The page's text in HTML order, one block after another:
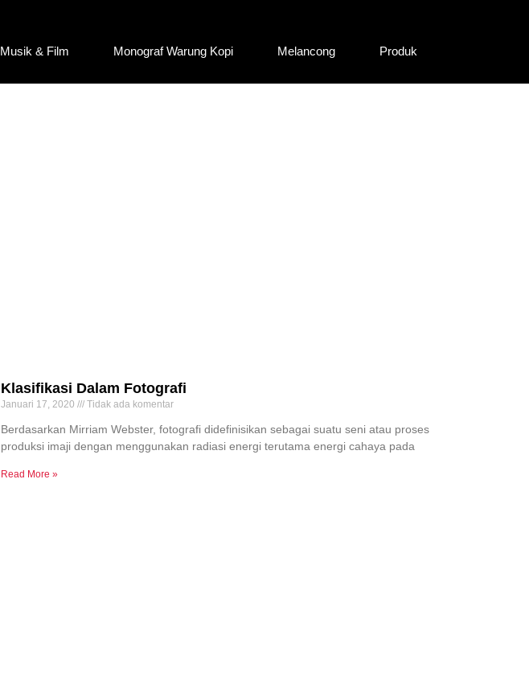
Musik & Film Monograf Warung Kopi Melancong Produk
Klasifikasi Dalam Fotografi
Januari 17, 2020 Tidak ada komentar
Berdasarkan Mirriam Webster, fotografi didefinisikan sebagai suatu seni atau proses
produksi imaji dengan menggunakan radiasi energi terutama energi cahaya pada
Read More »